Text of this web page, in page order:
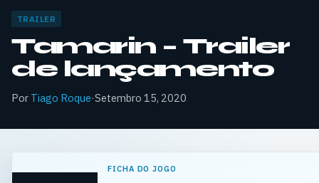
TRAILER
Tamarin – Trailer
de lançamento
Por Tiago Roque·Setembro 15, 2020
FICHA DO JOGO